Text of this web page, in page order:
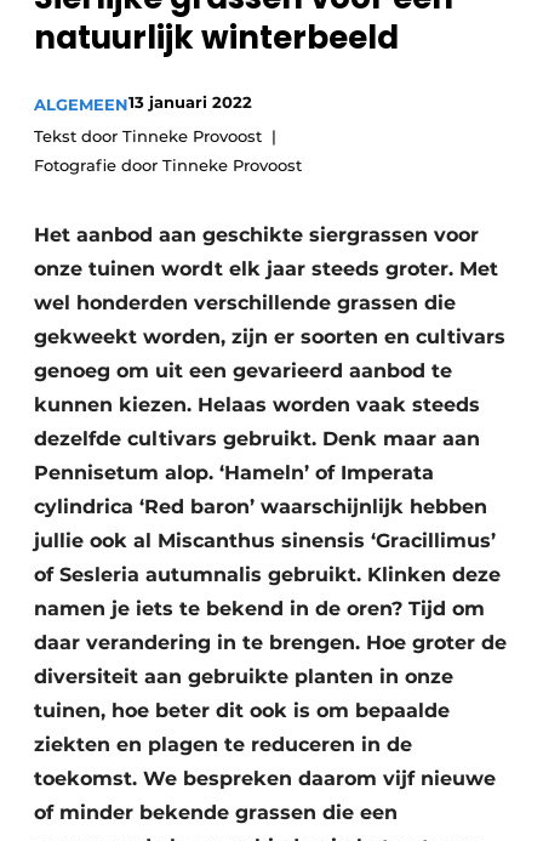
Privacy / Cookie statement
Vacature aanmelden
Video’s
natuurlijk winterbeeld
ALGEMEEN13 januari 2022
Tekst door Tinneke Provoost
Fotografie door Tinneke Provoost
Het aanbod aan geschikte siergrassen voor
onze tuinen wordt elk jaar steeds groter. Met
wel honderden verschillende grassen die
gekweekt worden, zijn er soorten en cultivars
genoeg om uit een gevarieerd aanbod te
kunnen kiezen. Helaas worden vaak steeds
dezelfde cultivars gebruikt. Denk maar aan
Pennisetum alop. ‘Hameln’ of Imperata
cylindrica ‘Red baron’ waarschijnlijk hebben
jullie ook al Miscanthus sinensis ‘Gracillimus’
of Sesleria autumnalis gebruikt. Klinken deze
namen je iets te bekend in de oren? Tijd om
daar verandering in te brengen. Hoe groter de
diversiteit aan gebruikte planten in onze
tuinen, hoe beter dit ook is om bepaalde
ziekten en plagen te reduceren in de
toekomst. We bespreken daarom vijf nieuwe
of minder bekende grassen die een